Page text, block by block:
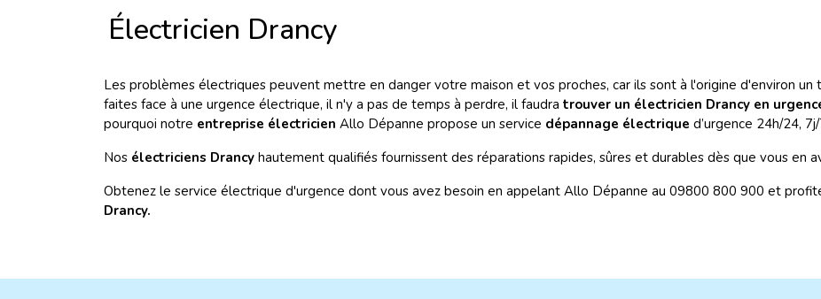
Électricien Drancy
Les problèmes électriques peuvent mettre en danger votre maison et vos proches, car ils sont à l'origine d'environ un
faites face à une urgence électrique, il n'y a pas de temps à perdre, il faudra trouver un électricien Drancy en
pourquoi notre entreprise électricien Allo Dépanne propose un service dépannage électrique d’urgence 24h/24,
Nos électriciens Drancy hautement qualifiés fournissent des réparations rapides, sûres et durables dès que vous en
Obtenez le service électrique d'urgence dont vous avez besoin en appelant Allo Dépanne au 09800 800 900 et
Drancy.